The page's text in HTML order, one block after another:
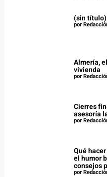
(sin título)
por
Almería,
vivienda
por
Cierres
asesoría
por
Qué
el humor
consejos
por